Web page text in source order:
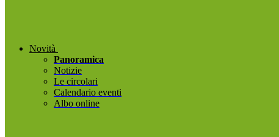
Novità
Panoramica
Notizie
Le circolari
Calendario eventi
Albo online